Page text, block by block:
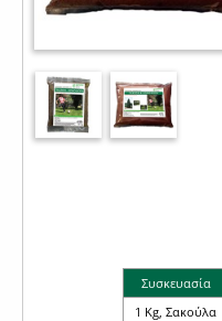
Συσκευασία
1 Kg, Σακούλα